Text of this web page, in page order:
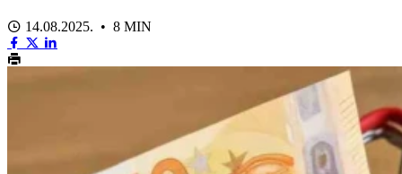
14.08.2025. • 8 MIN